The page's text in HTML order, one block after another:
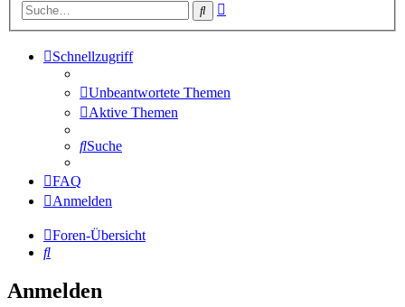
Suche
Schnellzugriff
Unbeantwortete Themen
Aktive Themen
Suche
FAQ
Anmelden
Foren-Übersicht
Suche
Anmelden